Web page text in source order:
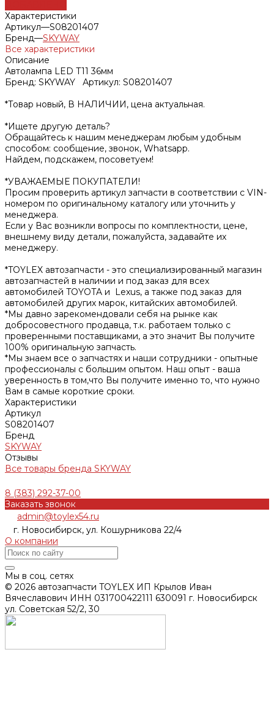
Характеристики
Артикул—S08201407
Бренд—SKYWAY
Все характеристики
Описание
Автолампа LED T11 36мм
Бренд: SKYWAY Артикул: S08201407
*Товар новый, В НАЛИЧИИ, цена актуальная.
*Ищете другую деталь?
Обращайтесь к нашим менеджерам любым удобным
способом: сообщение, звонок, Whatsapp.
Найдем, подскажем, посоветуем!
*УВАЖАЕМЫЕ ПОКУПАТЕЛИ!
Просим проверить артикул запчасти в соответствии с VIN-
номером по оригинальному каталогу или уточнить у
менеджера.
Если у Вас возникли вопросы по комплектности, цене,
внешнему виду детали, пожалуйста, задавайте их
менеджеру.
*TOYLEX автозапчасти - это специализированный магазин
автозапчастей в наличии и под заказ для всех
автомобилей TOYOTA и Lexus, а также под заказ для
автомобилей других марок, китайских автомобилей.
*Мы давно зарекомендовали себя на рынке как
добросовестного продавца, т.к. работаем только с
проверенными поставщиками, а это значит Вы получите
100% оригинальную запчасть.
*Мы знaем всe о зaпчaстяx и наши сотрудники - опытные
профессионалы с большим опытом. Наш опыт - вашa
уверeнноcть в том,что Вы получите именно то, что нужно
Вам в самые короткие сроки.
Характеристики
Артикул
S08201407
Бренд
SKYWAY
Отзывы
Все товары бренда SKYWAY
8 (383) 292-37-00
Заказать звонок
admin@toylex54.ru
г. Новосибирск, ул. Кошурникова 22/4
О компании
Мы в соц. сетях
© 2026 автозапчасти TOYLEX ИП Крылов Иван
Вячеславович ИНН 031700422111 630091 г. Новосибирск
ул. Советская 52/2, 30